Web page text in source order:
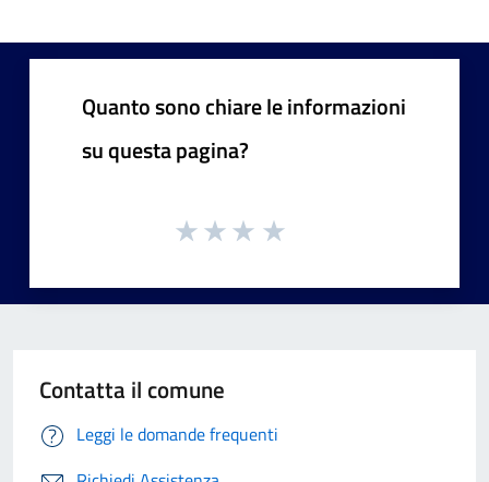
Quanto sono chiare le informazioni
su questa pagina?
Contatta il comune
Leggi le domande frequenti